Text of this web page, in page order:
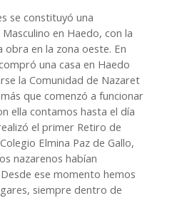
se constituyó una
en Haedo, con la
en la zona oeste. En
una casa en Haedo
la Comunidad de Nazaret
que comenzó a funcionar
ella contamos hasta el día
el primer Retiro de
Elmina Paz de Gallo,
nazarenos habían
ese momento hemos
siempre dentro de